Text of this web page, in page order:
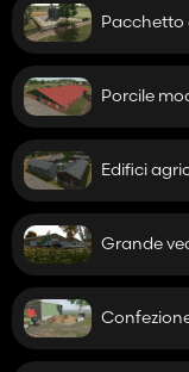
Pacchetto
Porcile
Edifici
Grande